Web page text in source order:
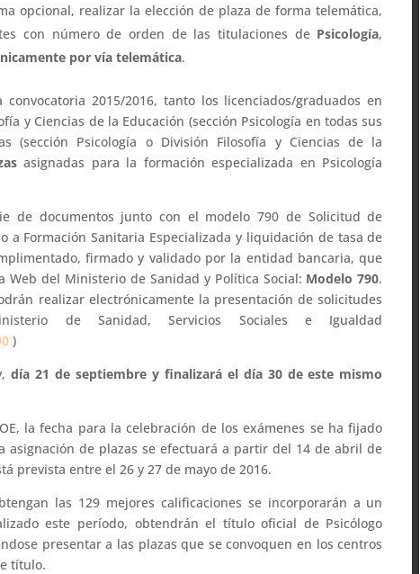
opcional, realizar la elección de plaza de forma telemática,
con número de orden de las titulaciones de Psicología,
por vía telemática.
2015/2016, tanto los licenciados/graduados en
y Ciencias de la Educación (sección Psicología en todas sus
(sección Psicología o División Filosofía y Ciencias de la
asignadas para la formación especializada en Psicología
de documentos junto con el modelo 790 de Solicitud de
a Formación Sanitaria Especializada y liquidación de tasa de
firmado y validado por la entidad bancaria, que
del Ministerio de Sanidad y Política Social: Modelo 790.
realizar electrónicamente la presentación de solicitudes
de Sanidad, Servicios Sociales e Igualdad
)
día 21 de septiembre y finalizará el día 30 de este mismo
la fecha para la celebración de los exámenes se ha fijado
asignación de plazas se efectuará a partir del 14 de abril de
prevista entre el 26 y 27 de mayo de 2016.
las 129 mejores calificaciones se incorporarán a un
este período, obtendrán el título oficial de Psicólogo
presentar a las plazas que se convoquen en los centros
título.